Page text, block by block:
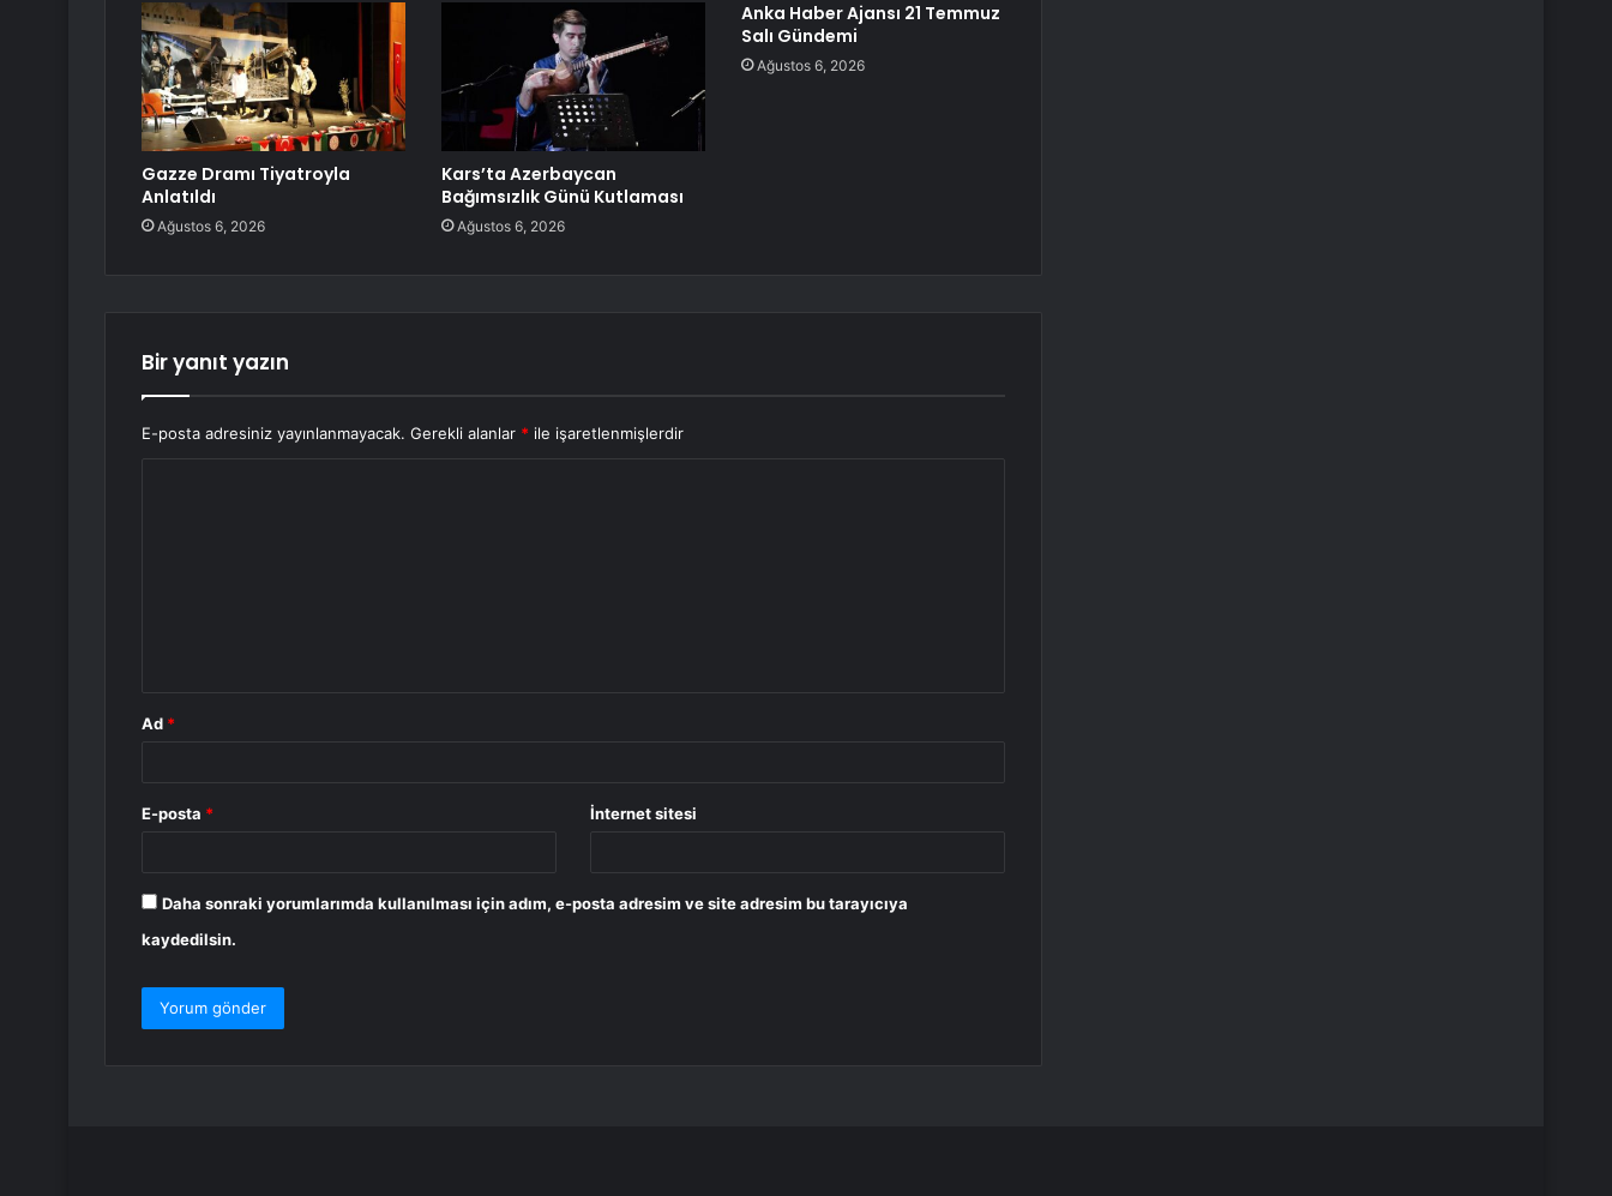
Gazze Dramı Tiyatroyla
Anlatıldı
Ağustos 6, 2026
Kars’ta Azerbaycan
Bağımsızlık Günü Kutlaması
Ağustos 6, 2026
Anka Haber Ajansı 21 Temmuz
Salı Gündemi
Ağustos 6, 2026
Bir yanıt yazın
E-posta adresiniz yayınlanmayacak. Gerekli alanlar * ile işaretlenmişlerdir
Ad *
E-posta * İnternet sitesi
Daha sonraki yorumlarımda kullanılması için adım, e-posta adresim ve site adresim bu tarayıcıya
kaydedilsin.